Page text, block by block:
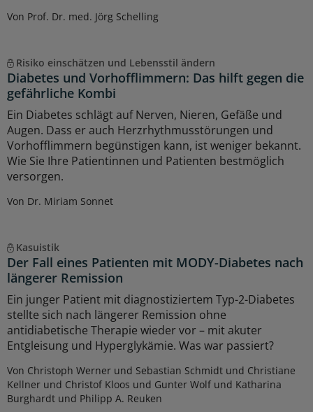
Von Prof. Dr. med. Jörg Schelling
Risiko einschätzen und Lebensstil ändern
Diabetes und Vorhofflimmern: Das hilft gegen die
gefährliche Kombi
Ein Diabetes schlägt auf Nerven, Nieren, Gefäße und
Augen. Dass er auch Herzrhythmusstörungen und
Vorhofflimmern begünstigen kann, ist weniger bekannt.
Wie Sie Ihre Patientinnen und Patienten bestmöglich
versorgen.
Von Dr. Miriam Sonnet
Kasuistik
Der Fall eines Patienten mit MODY-Diabetes nach
längerer Remission
Ein junger Patient mit diagnostiziertem Typ-2-Diabetes
stellte sich nach längerer Remission ohne
antidiabetische Therapie wieder vor – mit akuter
Entgleisung und Hyperglykämie. Was war passiert?
Von Christoph Werner und Sebastian Schmidt und Christiane
Kellner und Christof Kloos und Gunter Wolf und Katharina
Burghardt und Philipp A. Reuken